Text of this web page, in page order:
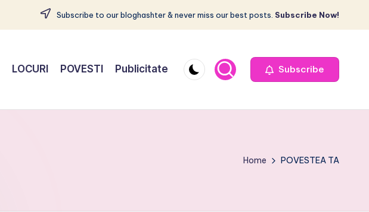
Subscribe to our bloghashter & never miss our best posts. Subscribe Now!
LOCURI POVESTI Publicitate Subscribe
Home POVESTEA TA